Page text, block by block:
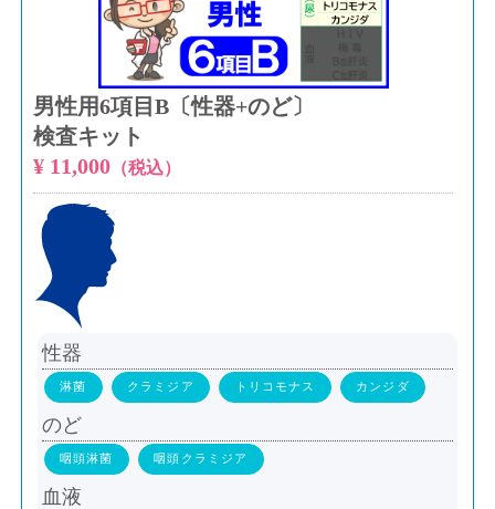
男性用6項目B〔性器+のど〕
検査キット
¥ 11,000（税込）
性器
淋菌 クラミジア トリコモナス カンジダ
のど
咽頭淋菌 咽頭クラミジア
血液